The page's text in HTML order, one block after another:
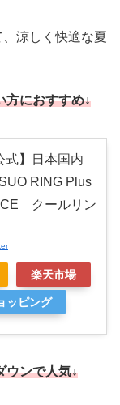
涼しく快適な夏
方におすすめ↓
式】日本国内
RING Plus
クールリン
楽天市場
ッピング
ウンで人気↓